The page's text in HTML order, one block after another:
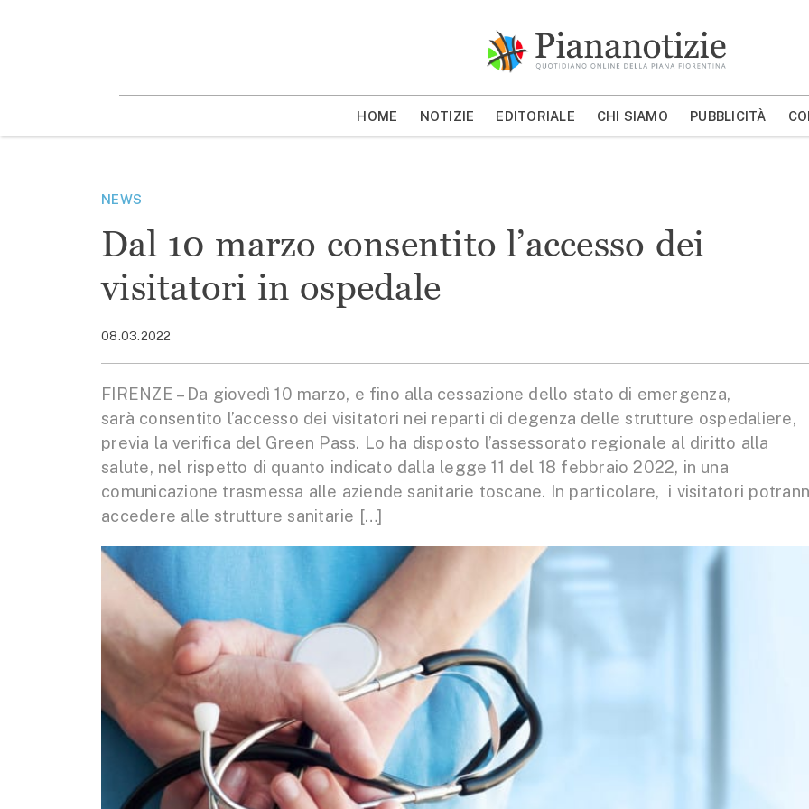
MOSTRA/NASCONDI CERCA
HOME NOTIZIE EDITORIALE CHI SIAMO PUBBLICITÀ
NEWS
Dal 10 marzo consentito l’accesso dei
visitatori in ospedale
08.03.2022
FIRENZE – Da giovedì 10 marzo, e fino alla cessazione dello stato di emergenza,
sarà consentito l’accesso dei visitatori nei reparti di degenza delle strutture ospedaliere,
previa la verifica del Green Pass. Lo ha disposto l’assessorato regionale al diritto alla
salute, nel rispetto di quanto indicato dalla legge 11 del 18 febbraio 2022, in una
comunicazione trasmessa alle aziende sanitarie toscane. In particolare, i visitatori
accedere alle strutture sanitarie […]